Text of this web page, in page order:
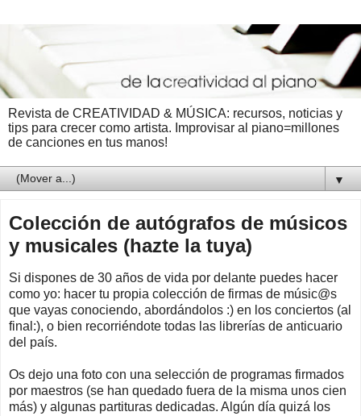
Revista de CREATIVIDAD & MÚSICA: recursos, noticias y
tips para crecer como artista. Improvisar al piano=millones
de canciones en tus manos!
▼
Colección de autógrafos de músicos
y musicales (hazte la tuya)
Si dispones de 30 años de vida por delante puedes hacer
como yo: hacer tu propia colección de firmas de músic@s
que vayas conociendo, abordándolos :) en los conciertos (al
final:), o bien recorriéndote todas las librerías de anticuario
del país.
Os dejo una foto con una selección de programas firmados
por maestros (se han quedado fuera de la misma unos cien
más) y algunas partituras dedicadas. Algún día quizá los